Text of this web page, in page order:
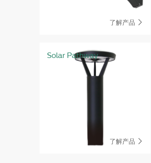
了解产品 
Solar Pathway
了解产品 